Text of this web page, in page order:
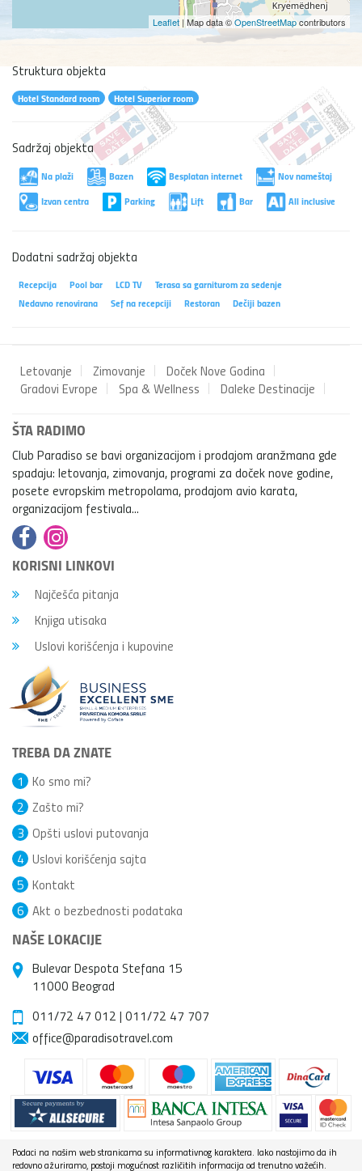
Leaflet | Map data ©OpenStreetMapcontributors
Struktura objekta
Hotel Standard room Hotel Superior room
Sadržaj objekta
Na plaži Bazen Besplatan internet
Nov nameštaj
Izvan centra
Parking Lift Bar All inclusive
Dodatni sadržaj objekta
Recepcija Pool bar LCD TV
Terasa sa garniturom za sedenje
Nedavno renovirana
Sef na recepciji Restoran Dečiji bazen
Letovanje Zimovanje
Doček Nove Godina
Gradovi Evrope
Spa & Wellness Daleke Destinacije
ŠTA RADIMO
Club Paradiso se bavi organizacijom i prodajom aranžmana gde
spadaju: letovanja, zimovanja, programi za doček nove godine,
posete evropskim metropolama, prodajom avio karata,
organizacijom festivala...
KORISNI LINKOVI
Najčešća pitanja
Knjiga utisaka
Uslovi korišćenja i kupovine
TREBA DA ZNATE
Ko smo mi?
1
Zašto mi?
2
Opšti uslovi putovanja
3
Uslovi korišćenja sajta
4
Kontakt
5
Akt o bezbednosti podataka
6
NAŠE LOKACIJE
Bulevar Despota Stefana 15
11000 Beograd
011/72 47 012 | 011/72 47 707
office@paradisotravel.com
Podaci na našim web stranicama su informativnog karaktera. Iako nastojimo da ih
redovno ažuriramo, postoji mogućnost različitih informacija od trenutno važećih.